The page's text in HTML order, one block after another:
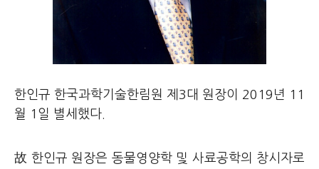
한인규 한국과학기술한림원 제3대 원장이 2019년 11
월 1일 별세했다.
故 한인규 원장은 동물영양학 및 사료공학의 창시자로